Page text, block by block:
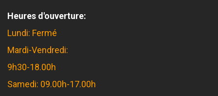
Heures d'ouverture:
Lundi: Fermé
Mardi-Vendredi:
9h30-18.00h
Samedi: 09.00h-17.00h